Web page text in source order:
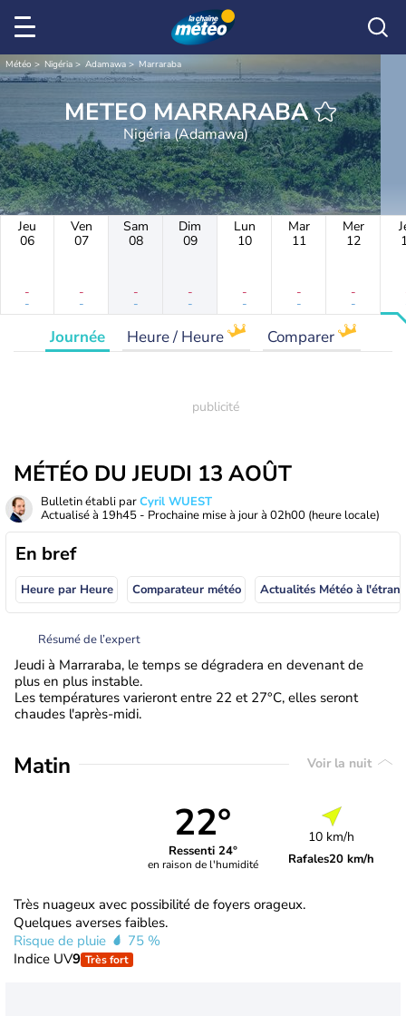
Météo Nigéria Adamawa Marraraba
METEO MARRARABA
Nigéria (Adamawa)
Jeu
06
-
-
Ven
07
-
-
Sam
08
-
-
Dim
09
-
-
Lun
10
-
-
Mar
11
-
-
Mer
12
-
-
Journée Heure / Heure Comparer
MÉTÉO DU JEUDI 13 AOÛT
Bulletin établi parCyril WUEST
Actualisé à 19h45 - Prochaine mise à jour à 02h00 (heure locale)
En bref
Heure par Heure Comparateur météo
Résumé de l’expert
Jeudi à Marraraba, le temps se dégradera en devenant de
plus en plus instable.
Les températures varieront entre 22 et 27°C, elles seront
chaudes l'après-midi.
Matin Voir la nuit
22°
Ressenti 24°
en raison de l'humidité
10 km/h
Rafales20 km/h
Très nuageux avec possibilité de foyers orageux.
Quelques averses faibles.
Risque de pluie
75 %
Indice UV9 Très fort